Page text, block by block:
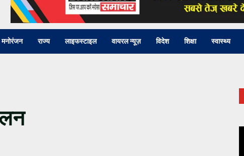
मनोरंजन राज्य लाइफस्टाइल वायरल न्यूज़ विदेश शिक्षा स्वास्थ्य